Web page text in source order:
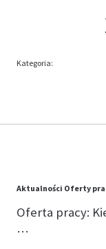
Kategoria:
Aktualności Oferty
Oferta pracy:
…